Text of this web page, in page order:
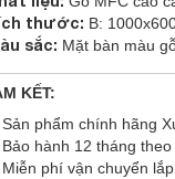
thước: B:
sắc: Mặt bàn màu
KẾT:
Sản phẩm chính hãng
Bảo hành 12 tháng
Miễn phí vận chuyển